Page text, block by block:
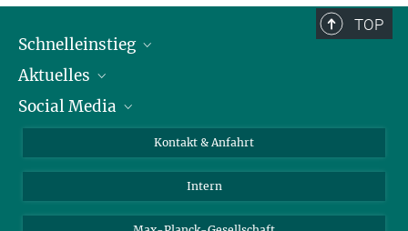
TOP
Schnelleinstieg
Personen
Pressebereich
Aktuelles
Stellenangebote
Social Media
LinkedIn
Kontakt & Anfahrt
Intern